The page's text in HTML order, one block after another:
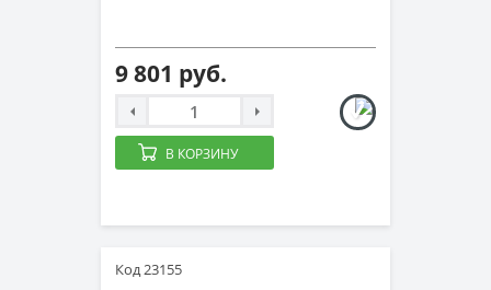
9 801 руб.
В КОРЗИНУ
Код 23155